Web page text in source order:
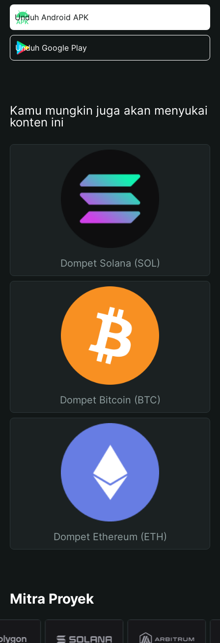
Unduh Android APK
Unduh Google Play
Kamu mungkin juga akan menyukai
konten ini
Dompet Solana (SOL)
Dompet Bitcoin (BTC)
Dompet Ethereum (ETH)
Mitra Proyek